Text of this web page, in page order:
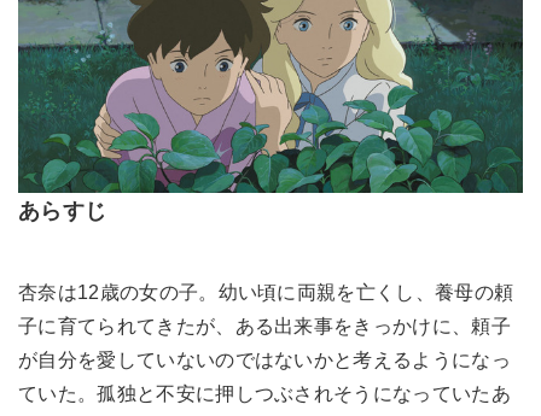
あらすじ
杏奈は12歳の女の子。幼い頃に両親を亡くし、養母の頼
子に育てられてきたが、ある出来事をきっかけに、頼子
が自分を愛していないのではないかと考えるようになっ
ていた。孤独と不安に押しつぶされそうになっていたあ